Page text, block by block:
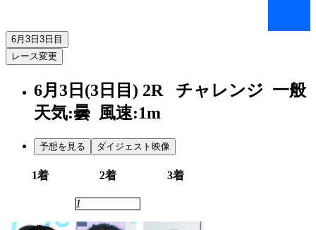
6月3日 3日目
レース変更
6月3日(3日目) 2R チャレンジ 一般
天気:曇 風速:1m
予想を見る ダイジェスト映像
1着 2着 3着
1